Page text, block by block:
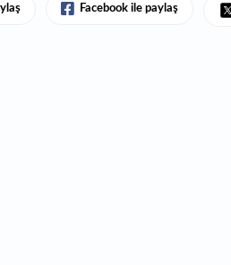
Facebook ile paylaş